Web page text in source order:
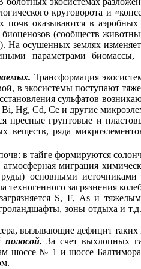
круговорота и
оказываются в аэробных
(сообществ
На осушенных землях
параметрами
Трансформация
, в экосистемы поступают
сульфатов
Bi, Hg, Cd, Се и другие
грунтовые и
веществ, ряда
в тайге формируются
миграция
основными
техногенного загрязнения
S, F, Asи
, зоны отдыха и
вызывающие дефицит таких
полосой.За счет выхлопных
шоссе № 1 и шоссе